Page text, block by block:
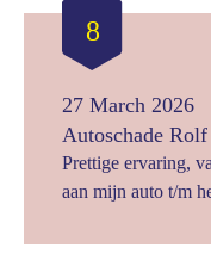
8
27 March 2026
Autoschade Rolf
Prettige ervaring,
aan mijn auto t/m